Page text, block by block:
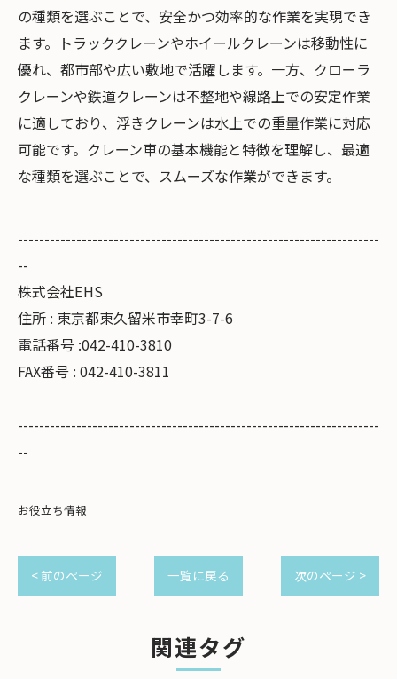
の種類を選ぶことで、安全かつ効率的な作業を実現でき
ます。トラッククレーンやホイールクレーンは移動性に
優れ、都市部や広い敷地で活躍します。一方、クローラ
クレーンや鉄道クレーンは不整地や線路上での安定作業
に適しており、浮きクレーンは水上での重量作業に対応
可能です。クレーン車の基本機能と特徴を理解し、最適
な種類を選ぶことで、スムーズな作業ができます。
--------------------------------------------------------------------
--
株式会社EHS
住所 : 東京都東久留米市幸町3-7-6
電話番号 :042-410-3810
FAX番号 : 042-410-3811
--------------------------------------------------------------------
--
お役立ち情報
< 前のページ 一覧に戻る 次のページ >
関連タグ